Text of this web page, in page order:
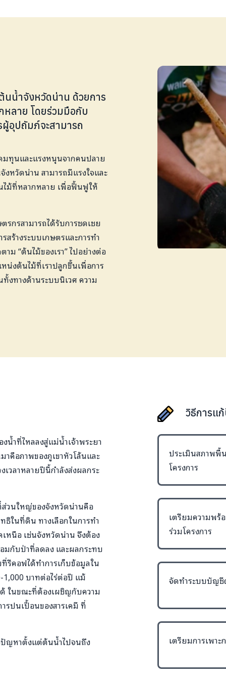
น้ำจังหวัดน่าน ด้วยการ
หลาย โดยร่วมมือกับ
ผู้อุปถัมภ์จะสามารถ
มทุนและแรงหนุนจากคนปลาย
หวัดน่าน สามารถมีแรงใจและ
ไม้ที่หลากหลาย เพื่อฟื้นฟูให้
กรสามารถได้รับการชดเชย
ร้างระบบเกษตรและการทำ
ม “ต้นไม้ของเรา” ไปอย่างต่อ
น่งต้นไม้ที่เราปลูกขึ้นเพื่อการ
งทางด้านระบบนิเวศ ความ
ำที่ไหลลงสู่แม่น้ำเจ้าพระยา
คือภาพของภูเขาหัวโล้นและ
วลาหลายปีนี้กำลังส่งผลกระ
วนใหญ่ของจังหวัดน่านคือ
ในที่ดิน ทางเลือกในการทำ
หนือ เช่นจังหวัดน่าน จึงต้อง
มกับป่าที่ลดลง และผลกระทบ
รีคอฟได้ทำการเก็บข้อมูลใน
1,000 บาทต่อไร่ต่อปี แม้
ด้ ในขณะที่ต้องเผชิญกับความ
ปนเปื้อนของสารเคมี ที่
ญหาตั้งแต่ต้นน้ำไปจนถึง
วิธีการแ
ประเมินสภาพพื้
โครงการ
เตรียมความพร้
ร่วมโครงการ
จัดทำระบบบัญชี
เตรียมการเพา